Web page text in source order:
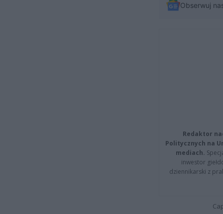
Obserwuj
Redaktor
Politycznych na
mediach.
inwestor
dziennikarski z